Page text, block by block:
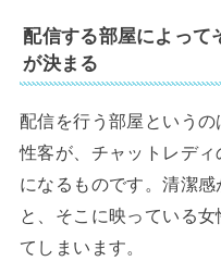
配信する部屋によって
が決まる
配信を行う部屋という
性客が、チャットレデ
になるものです。清潔
と、そこに映っている
てしまいます。